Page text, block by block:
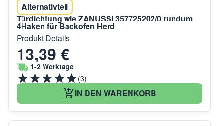
Alternativteil
Türdichtung wie ZANUSSI 357725202/0 rundum
4Haken für Backofen Herd
Produkt Details
13,39 €
1-2 Werktage
(3)
IN DEN WARENKORB